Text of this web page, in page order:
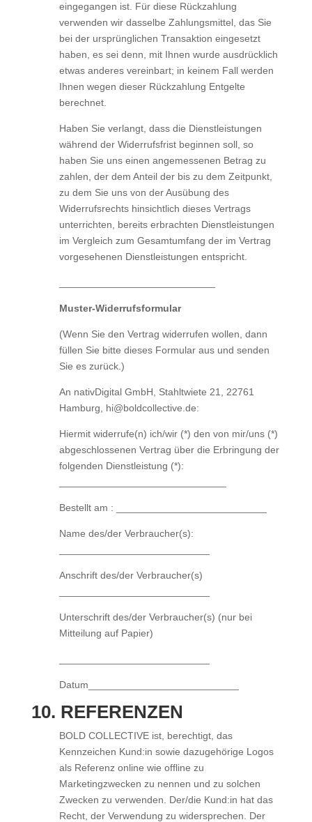
eingegangen ist. Für diese Rückzahlung
verwenden wir dasselbe Zahlungsmittel, das Sie
bei der ursprünglichen Transaktion eingesetzt
haben, es sei denn, mit Ihnen wurde ausdrücklich
etwas anderes vereinbart; in keinem Fall werden
Ihnen wegen dieser Rückzahlung Entgelte
berechnet.
Haben Sie verlangt, dass die Dienstleistungen
während der Widerrufsfrist beginnen soll, so
haben Sie uns einen angemessenen Betrag zu
zahlen, der dem Anteil der bis zu dem Zeitpunkt,
zu dem Sie uns von der Ausübung des
Widerrufsrechts hinsichtlich dieses Vertrags
unterrichten, bereits erbrachten Dienstleistungen
im Vergleich zum Gesamtumfang der im Vertrag
vorgesehenen Dienstleistungen entspricht.
Muster-Widerrufsformular
(Wenn Sie den Vertrag widerrufen wollen, dann
füllen Sie bitte dieses Formular aus und senden
Sie es zurück.)
An nativDigital GmbH, Stahltwiete 21, 22761
Hamburg, hi@boldcollective.de:
Hiermit widerrufe(n) ich/wir (*) den von mir/uns (*)
abgeschlossenen Vertrag über die Erbringung der
folgenden Dienstleistung (*):
Bestellt am : ___________________________
Name des/der Verbraucher(s):
Anschrift des/der Verbraucher(s)
Unterschrift des/der Verbraucher(s) (nur bei
Mitteilung auf Papier)
Datum___________________________
10. REFERENZEN
BOLD COLLECTIVE ist, berechtigt, das
Kennzeichen Kund:in sowie dazugehörige Logos
als Referenz online wie offline zu
Marketingzwecken zu nennen und zu solchen
Zwecken zu verwenden. Der/die Kund:in hat das
Recht, der Verwendung zu widersprechen. Der